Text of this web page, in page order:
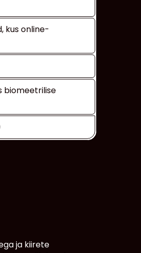
kus online-
biomeetrilise
ja kiirete